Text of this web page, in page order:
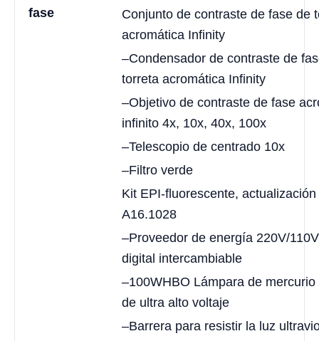
fase
Conjunto de contraste de fase de
acromática Infinity
–Condensador de contraste de
torreta acromática Infinity
–Objetivo de contraste de fase
infinito 4x, 10x, 40x, 100x
–Telescopio de centrado 10x
–Filtro verde
Kit EPI-fluorescente, actualización
A16.1028
–Proveedor de energía 220V/
digital intercambiable
–100WHBO Lámpara de mercurio
de ultra alto voltaje
–Barrera para resistir la luz